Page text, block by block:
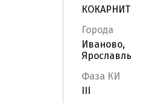
КОКАРНИТ
Города
Иваново,
Ярославль
Фаза КИ